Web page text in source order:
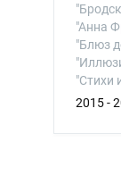
"Анна
"Блюз
"Стихи
2015 -